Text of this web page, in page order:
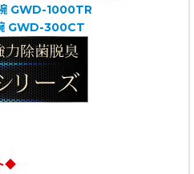
GWD-1000TR
GWD-300CT
◆